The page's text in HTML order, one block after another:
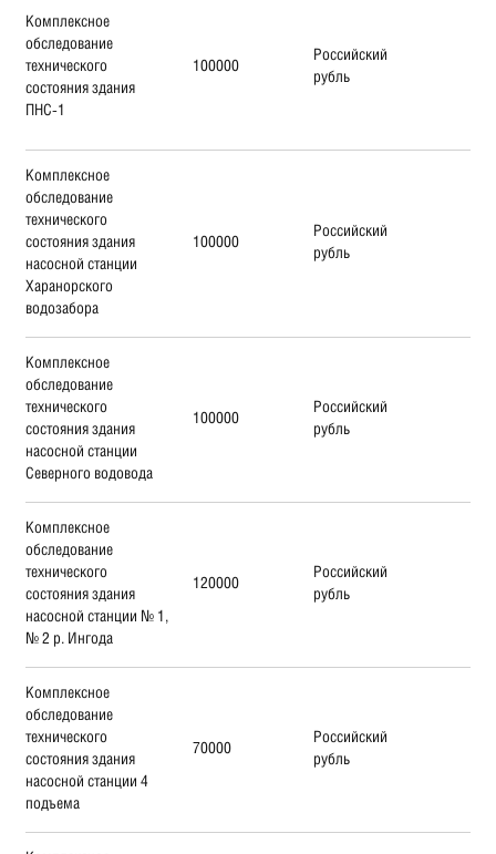
Комплексное
обследование
технического
состояния здания
ПНС-1
100000
Российский
рубль
Комплексное
обследование
технического
состояния здания
насосной станции
Харанорского
водозабора
100000
Российский
рубль
Комплексное
обследование
технического
состояния здания
насосной станции
Северного водовода
100000
Российский
рубль
Комплексное
обследование
технического
состояния здания
насосной станции № 1,
№ 2 р. Ингода
120000
Российский
рубль
Комплексное
обследование
технического
состояния здания
насосной станции 4
подъема
70000
Российский
рубль